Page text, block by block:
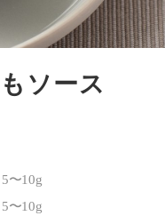
ソース
5〜10g
5〜10g